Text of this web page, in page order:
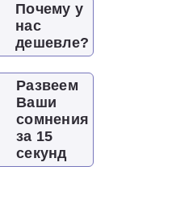
Почему у
нас
дешевле?
Развеем
Ваши
сомнения
за 15
секунд